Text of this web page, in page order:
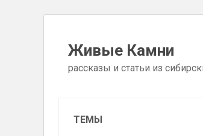
contentЖивые Камни
рассказы и статьи из
ТЕМЫ